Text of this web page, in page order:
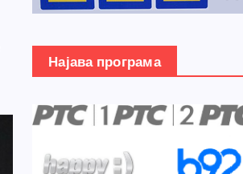
Најава програма